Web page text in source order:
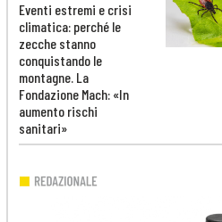
Eventi estremi e crisi
climatica: perché le
zecche stanno
conquistando le
montagne. La
Fondazione Mach: «In
aumento rischi
sanitari»